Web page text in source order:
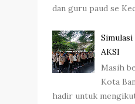
dan guru paud se
AKSI
Masih
Kota
hadir untuk